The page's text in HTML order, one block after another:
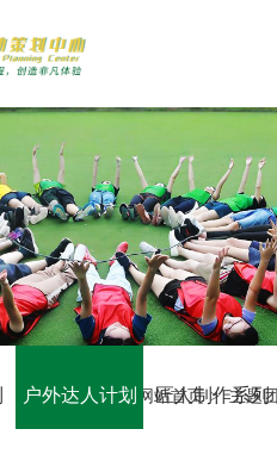
主题团建活动
主题团建系列
户外达人计划
匠人制作系列
音乐释压系列
数字团建系列
文化赋能系列
组织运动系列
定制化方案
团建基地
旅游主题小镇
商务度假景区
国防军事教育
案例展示
生产制造企业
教练团队
网站首页 主题
户外达人计划 匠人制作系列